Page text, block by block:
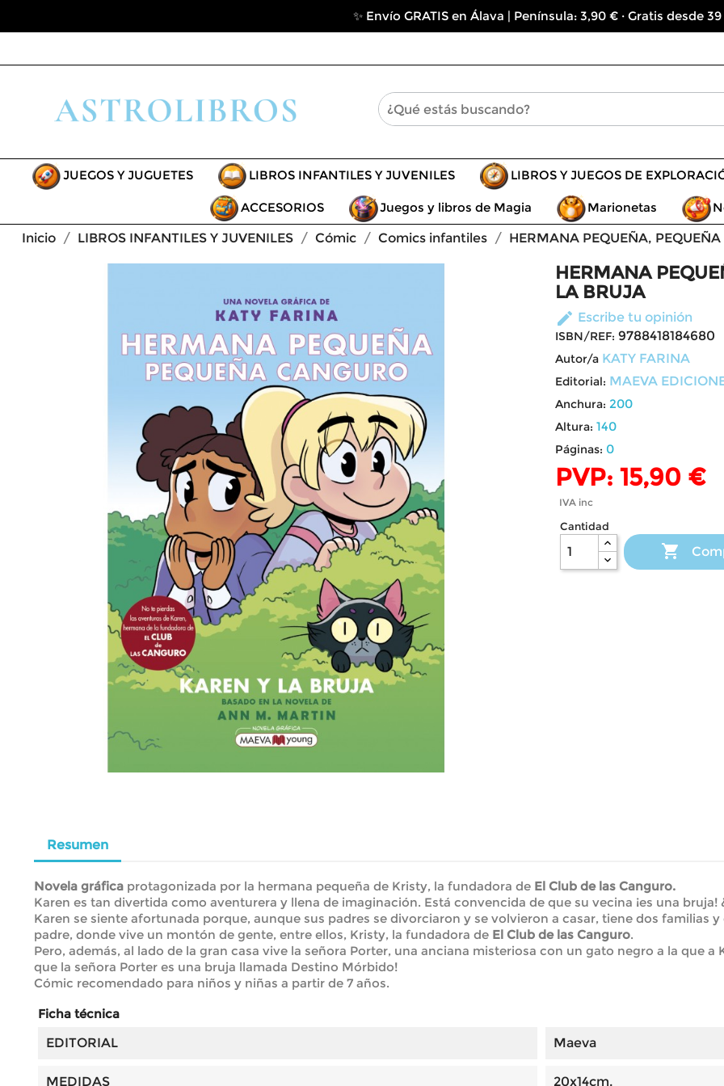
✨ Envío GRATIS en Álava | Península: 3,90 € · Gratis desde
JUEGOS Y JUGUETES LIBROS INFANTILES Y JUVENILES LIBROS Y JUEGOS DE
ACCESORIOS Juegos y libros de Magia Marionetas
Inicio
LIBROS INFANTILES Y JUVENILES Cómic Comics infantiles HERMANA PEQUEÑA,
HERMANA
LA BRUJA
edit Escribe tu opinión
ISBN/REF: 9788418184680
Autor/a KATY FARINA
Editorial: MAEVA
Anchura: 200
Altura: 140
Páginas: 0
PVP: 15,90 €
IVA inc
Cantidad

Resumen
Novela gráfica protagonizada por la hermana pequeña de Kristy, la fundadora de El Club de las Canguro.
Karen es tan divertida como aventurera y llena de imaginación. Está convencida de que su vecina ¡es una bruja!
Karen se siente afortunada porque, aunque sus padres se divorciaron y se volvieron a casar, tiene dos familias y
padre, donde vive un montón de gente, entre ellos, Kristy, la fundadora de El Club de las Canguro.
Pero, además, al lado de la gran casa vive la señora Porter, una anciana misteriosa con un gato negro a la que a
que la señora Porter es una bruja llamada Destino Mórbido!
Cómic recomendado para niños y niñas a partir de 7 años.
Ficha técnica
EDITORIAL
Maeva
MEDIDAS 20x14cm.